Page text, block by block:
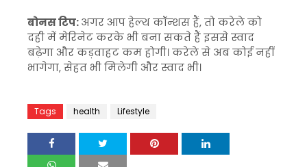
बोनस टिप:अगर आप हेल्थ कॉन्शस हैं, तो करेले को
दही में मेरिनेट करके भी बना सकते हैं इससे स्वाद
बढ़ेगा और कड़वाहट कम होगी। करेले से अब कोई नहीं
भागेगा, सेहत भी मिलेगी और स्वाद भी।
Tags health Lifestyle